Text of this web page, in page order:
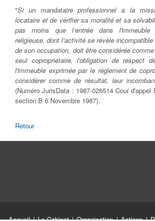
"Si un mandataire professionnel a la
locataire et de vérifier sa moralité et sa
pas moins que l’entrée dans l'immeuble
religieuse, dont l’activité se révèle
de son occupation, doit être considérée
seul copropriétaire, l'obligation de respect
l'immeuble exprimée par le règlement de
considérer comme de résultat, leur
(Numéro JurisData : 1987-026514 Cour d'appel
section B 6 Novembre 1987).
Retour